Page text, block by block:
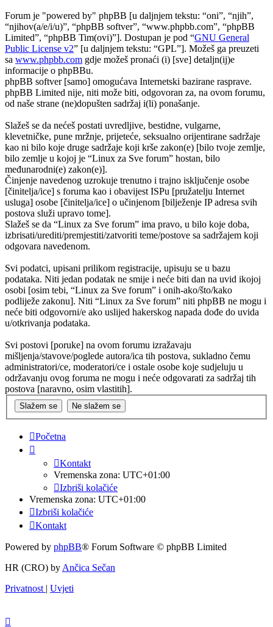
Forum je "powered by" phpBB [u daljnjem tekstu: “oni”, “njih”,
“njihov(a/e/i/u)”, “phpBB softver”, “www.phpbb.com”, “phpBB
Limited”, “phpBB Tim(ovi)”]. Dostupan je pod “GNU General
Public License v2” [u daljnjem tekstu: “GPL”]. Možeš ga preuzeti
sa www.phpbb.com gdje možeš pronaći (i) [sve] detaljn(ij)e
informacije o phpBBu.
phpBB softver [samo] omogućava Internetski bazirane rasprave.
phpBB Limited nije, niti može biti, odgovoran za, na ovom forumu,
od naše strane (ne)dopušten sadržaj i(li) ponašanje.
Slažeš se da nećeš postati uvredljive, bestidne, vulgarne,
klevetničke, pune mržnje, prijeteće, seksualno orijentirane sadržaje
kao ni bilo koje druge sadržaje koji krše zakon(e) [bilo tvoje zemlje,
bilo zemlje u kojoj je “Linux za Sve forum” hostan, bilo
međunarodni(e) zakon(e)].
Činjenje navedenog uzrokuje trenutno i trajno isključenje osobe
[činitelja/ice] s foruma kao i obavijest ISPu [pružatelju Internet
usluga] osobe [činitelja/ice] o učinjenom [bilježenje IP adresa svih
postova služi upravo tome].
Slažeš se da “Linux za Sve forum” ima pravo, u bilo koje doba,
izbrisati/urediti/premjestiti/zatvoriti teme/postove sa sadržajem koji
odgovara navedenom.
Svi podatci, upisani prilikom registracije, upisuju se u bazu
podataka. Niti jedan podatak ne smije i neće biti dan na uvid ikojoj
osobi [osim tebi, “Linux za Sve forum” i onih-ako/što/kako
podliježe zakonu]. Niti “Linux za Sve forum” niti phpBB ne mogu i
neće biti odgovorni/e ako uslijed hakerskog napada dođe do uvida
u/otkrivanja podataka.
Svi postovi [poruke] na ovom forumu izražavaju
mišljenja/stavove/poglede autora/ica tih postova, sukladno čemu
administratori/ce, moderatori/ce i ostale osobe koje sudjeluju u
održavanju ovog foruma ne mogu i neće odgovarati za sadržaj tih
postova [naravno, osim vlastitih].
Početna
Kontakt
Vremenska zona: UTC+01:00
Izbriši kolačiće
Vremenska zona: UTC+01:00
Izbriši kolačiće
Kontakt
Powered by phpBB® Forum Software © phpBB Limited
HR (CRO) by Ančica Sečan
Privatnost | Uvjeti